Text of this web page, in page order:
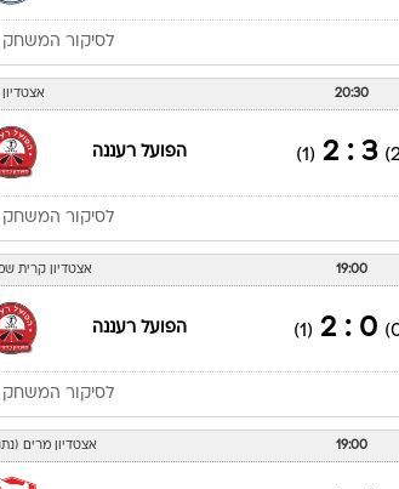
לסיקור המשחק
20:30
3 : 2
(1) הפועל רעננה
לסיקור המשחק
19:00 אצטדיון קרית
0 : 2
(1) הפועל רעננה
לסיקור המשחק
19:00 אצטדיון מרים